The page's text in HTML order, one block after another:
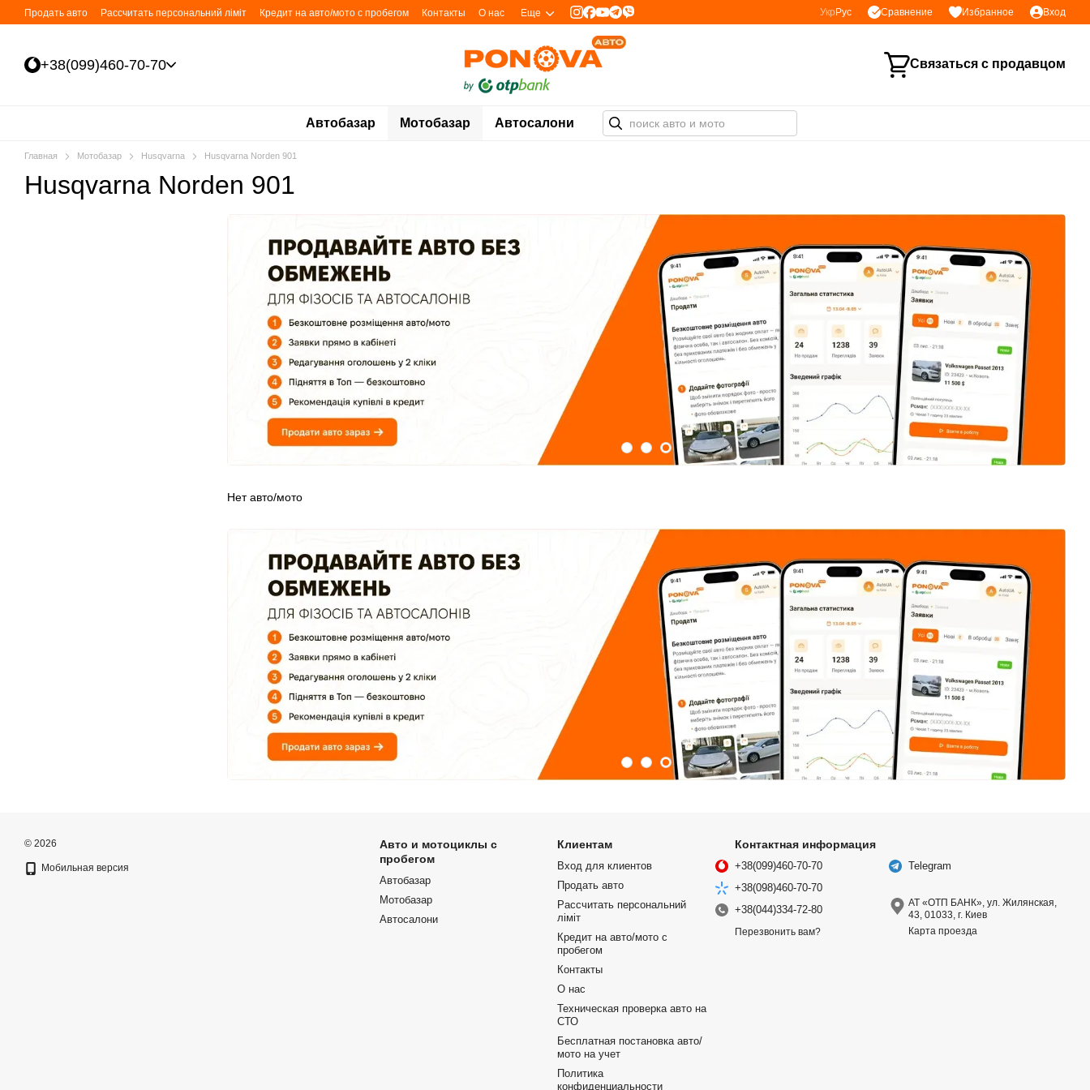
Перейти к основному контенту
Продать авто Рассчитать персональний ліміт Кредит на авто/мото с пробегом Контакты О нас Еще Укр Рус Сравнение Избранное Вход
+38(099)460-70-70 Связаться с продавцом
Автобазар Мотобазар Автосалони
Главная Мотобазар Husqvarna Husqvarna Norden 901
Husqvarna Norden 901
Нет авто/мото
© 2026
Мобильная версия
Авто и мотоциклы с
пробегом
Автобазар
Мотобазар
Автосалони
Клиентам
Вход для клиентов
Продать авто
Рассчитать персональний
ліміт
Кредит на авто/мото с
пробегом
Контакты
О нас
Техническая проверка авто на
СТО
Бесплатная постановка авто/
мото на учет
Политика
конфиденциальности
Контактная информация
+38(099)460-70-70
+38(098)460-70-70
+38(044)334-72-80
Перезвонить вам?
Telegram
АТ «ОТП БАНК», ул. Жилянская,
43, 01033, г. Киев
Карта проезда